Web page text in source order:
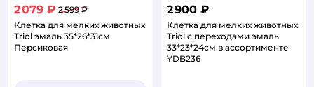
2 079 ₽ 2 599 ₽
Клетка для мелких животных
Triol эмаль 35*26*31см
Персиковая
2 900 ₽
Клетка для мелких животных
Triol с переходами эмаль
33*23*24см в ассортименте
YDB236